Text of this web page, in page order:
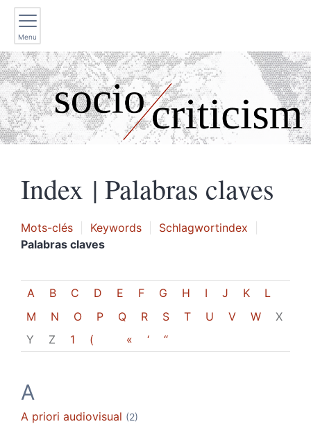
Menu
Index | Palabras claves
Mots-clés Keywords
Schlagwortindex
Palabras claves
A B C D E F G H I J K
L
M
N O P Q R S T U V W
X
Y
Z 1 ( « ‘ “
A
A priori audiovisual (2)